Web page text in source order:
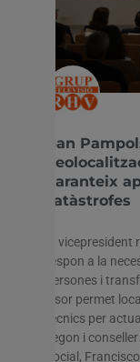
Gan
garanteix
catàstrofes
El
respon a la
persones i
visor permet
tècnics per
segon i
Social,